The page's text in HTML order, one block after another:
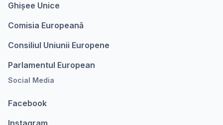
Ghișee Unice
Comisia Europeanǎ
Consiliul Uniunii Europene
Parlamentul European
Social Media
Facebook
Instagram